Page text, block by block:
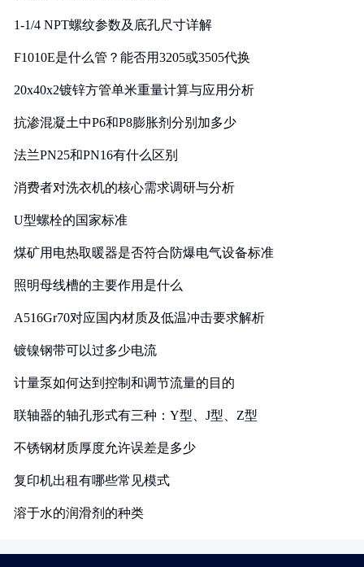
1-1/4 NPT螺纹参数及底孔尺寸详解
F1010E是什么管？能否用3205或3505代换
20x40x2镀锌方管单米重量计算与应用分析
抗渗混凝土中P6和P8膨胀剂分别加多少
法兰PN25和PN16有什么区别
消费者对洗衣机的核心需求调研与分析
U型螺栓的国家标准
煤矿用电热取暖器是否符合防爆电气设备标准
照明母线槽的主要作用是什么
A516Gr70对应国内材质及低温冲击要求解析
镀镍钢带可以过多少电流
计量泵如何达到控制和调节流量的目的
联轴器的轴孔形式有三种：Y型、J型、Z型
不锈钢材质厚度允许误差是多少
复印机出租有哪些常见模式
溶于水的润滑剂的种类